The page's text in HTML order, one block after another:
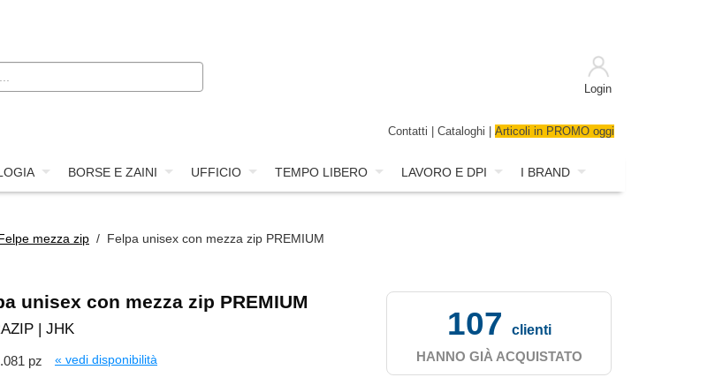
Login
Contatti Cataloghi Articoli in PROMO oggi
BORSE E ZAINI UFFICIO TEMPO LIBERO LAVORO E DPI I BRAND
mezza zip / Felpa unisex con mezza zip PREMIUM
unisex con mezza zip PREMIUM
| JHK
pz « vedi disponibilità
107
clienti
HANNO GIÀ ACQUISTATO